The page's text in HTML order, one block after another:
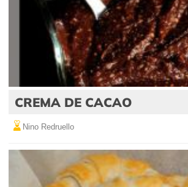
CREMA DE CACAO
Nino Redruello